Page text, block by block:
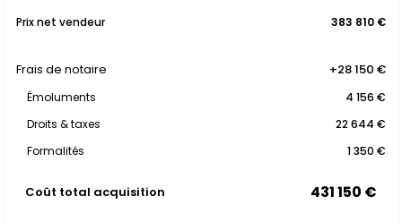
Prix net vendeur
383 810 €
Frais de notaire +28 150 €
Émoluments
4 156 €
Droits & taxes
22 644 €
Formalités
1 350 €
Coût total acquisition 431 150 €